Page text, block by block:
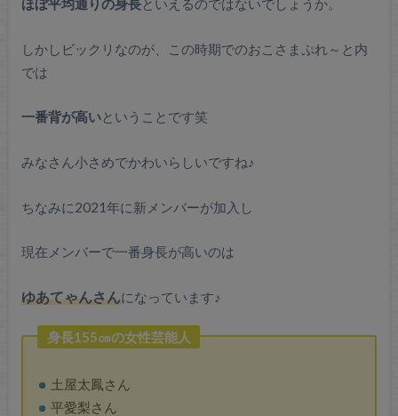
ほぼ平均通りの身長といえるのではないでしょうか。
しかしビックリなのが、この時期でのおこさまぷれ～と内
では
一番背が高いということです笑
みなさん小さめでかわいらしいですね♪
ちなみに2021年に新メンバーが加入し
現在メンバーで一番身長が高いのは
ゆあてゃんさんになっています♪
身長155㎝の女性芸能人
土屋太鳳さん
平愛梨さん